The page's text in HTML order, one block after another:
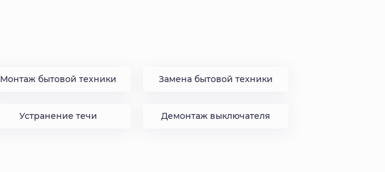
Монтаж бытовой техники Замена бытовой техники
Устранение течи Демонтаж выключателя